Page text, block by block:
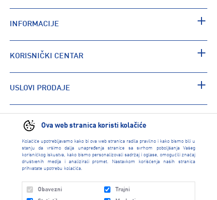
Ova web stranica koristi kolačiće
Kolačiće upotrebljavamo kako bi ova web stranica radila pravilno i kako bismo bili u
stanju da vršimo dalja unapređenja stranice sa svrhom poboljšanja Vašeg
korisničkog iskustva, kako bismo personalizovali sadržaj i oglase, omogućili značaj
društvenih medija i analizirali promet. Nastavkom korišćenja naših stranica
prihvatate upotrebu kolačića.
Obavezni
Trajni
INFORMACIJE
KORISNIČKI CENTAR
USLOVI PRODAJE
PRONAĐI RADNJU